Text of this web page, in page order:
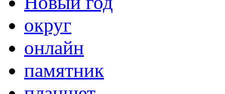
округ
онлайн
памятник